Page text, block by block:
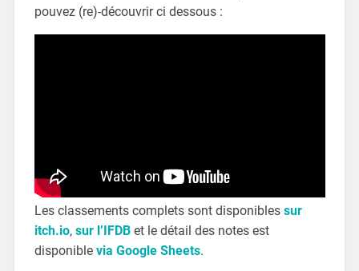
pouvez (re)-découvrir ci dessous :
Les classements complets sont disponibles sur
itch.io, sur l’IFDBet le détail des notes est
disponible via Google Sheets.